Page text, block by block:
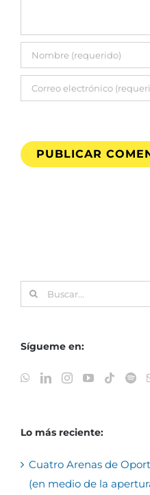
Buscar:
Sígueme en:
Lo más reciente:
Cuatro Arenas de
(en medio de la